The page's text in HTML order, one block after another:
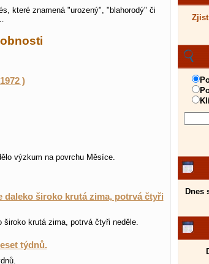
které znamená "urozený", "blahorodý" či
)
výzkum na povrchu Měsíce.
daleko široko krutá zima, potrvá čtyři
široko krutá zima, potrvá čtyři neděle.
týdnů.
Dnes